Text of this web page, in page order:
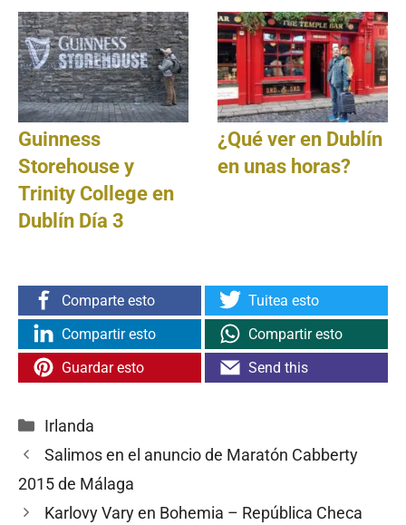
Guinness
Storehouse y
Trinity College en
Dublín Día 3
¿Qué ver en Dublín
en unas horas?
Comparte esto
Tuitea esto
Compartir esto
Compartir esto
Guardar esto
Send this
Categorías
Irlanda
Salimos en el anuncio de Maratón Cabberty
2015 de Málaga
Karlovy Vary en Bohemia – República Checa